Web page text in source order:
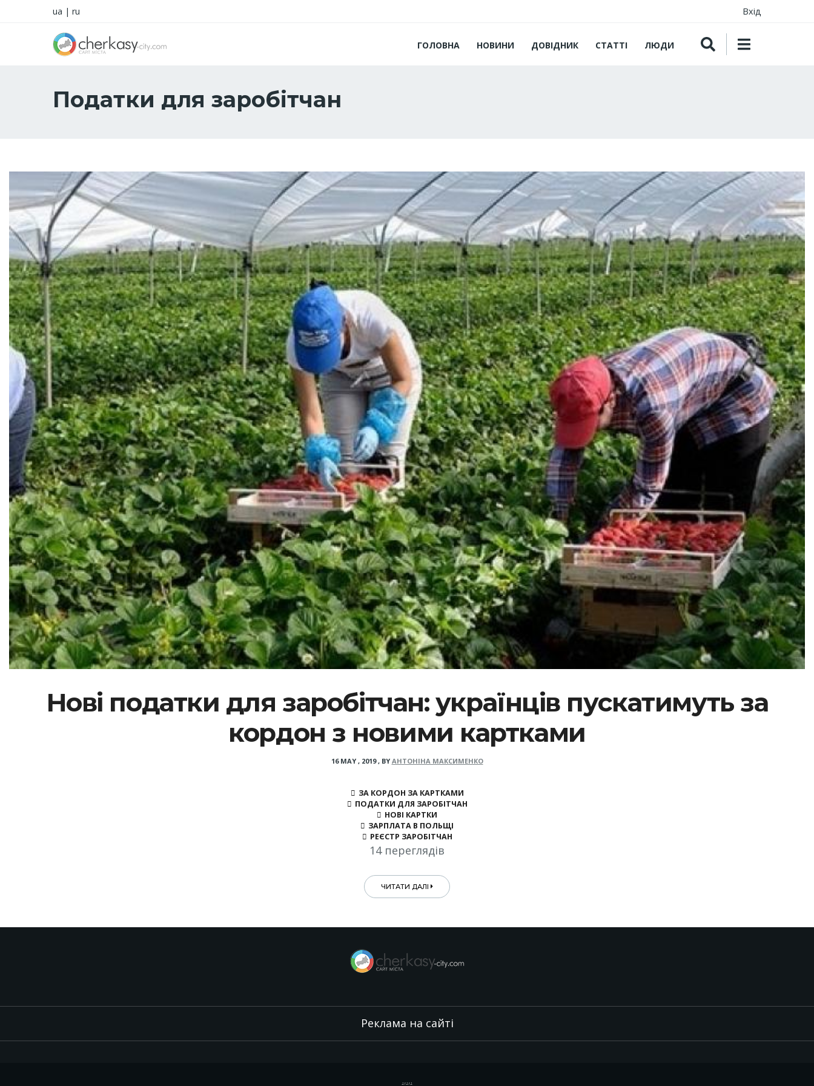
ua | ru Вхід
ГОЛОВНА НОВИНИ ДОВІДНИК СТАТТІ ЛЮДИ
Податки для заробітчан
Нові податки для заробітчан: українців пускатимуть за
кордон з новими картками
16 MAY , 2019, BY АНТОНІНА МАКСИМЕНКО
ЗА КОРДОН ЗА КАРТКАМИ
ПОДАТКИ ДЛЯ ЗАРОБІТЧАН
НОВІ КАРТКИ
ЗАРПЛАТА В ПОЛЬЩІ
РЕЄСТР ЗАРОБІТЧАН
14 переглядів
ЧИТАТИ ДАЛІ
Реклама на сайті
.,.,.